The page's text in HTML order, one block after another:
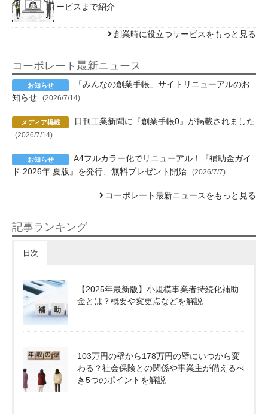
ービスまで紹介
創業時に役立つサービスをもっと見る
コーポレート最新ニュース
「みんなの創業手帳」サイトリニューアルのお
知らせ
(2026/7/14)
日刊工業新聞に『創業手帳0』が掲載されました
(2026/7/14)
A4フルカラー化でリニューアル！『補助金ガイ
ド 2026年 夏版』を発行、無料プレゼント開始
(2026/7/7)
コーポレート最新ニュースをもっと見る
記事ランキング
日次
【2025年最新版】小規模事業者持続化補助
金とは？概要や変更点などを解説
103万円の壁から178万円の壁にいつから変
わる？社会保険との関係や事業主が備えるべ
き5つのポイントを解説